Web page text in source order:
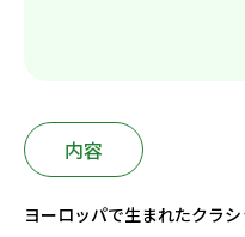
内容
ヨーロッパで生まれたクラシ